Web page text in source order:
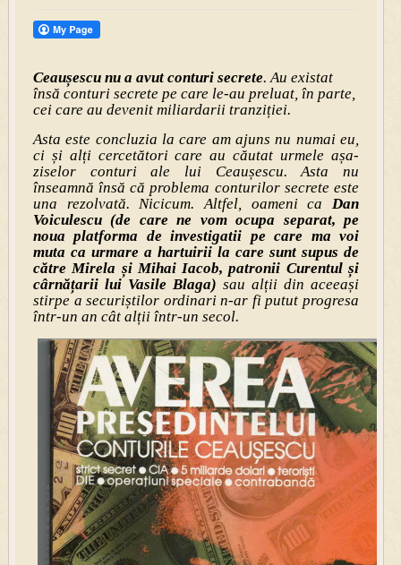
Ceaușescu nu a avut conturi secrete. Au existat
însă conturi secrete pe care le-au preluat, în parte,
cei care au devenit miliardarii tranziției.
Asta este concluzia la care am ajuns nu numai eu,
ci și alți cercetători care au căutat urmele așa-
ziselor conturi ale lui Ceaușescu. Asta nu
înseamnă însă că problema conturilor secrete este
una rezolvată. Nicicum. Altfel, oameni caDan
Voiculescu (de care ne vom ocupa separat, pe
noua platforma de investigatii pe care ma voi
muta ca urmare a hartuirii la care sunt supus de
către Mirela și Mihai Iacob, patronii Curentul și
cârnățarii lui Vasile Blaga) sau alții din aceeași
stirpe a securiștilor ordinari n-ar fi putut progresa
într-un an cât alții într-un secol.